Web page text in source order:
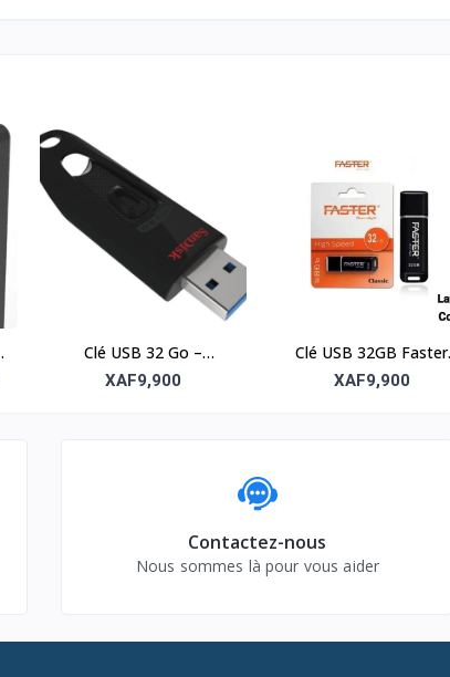
Clé USB 32 Go –
Stockage pratique et
XAF9,900
Clé USB 32GB Faster
Classic
XAF9,900
Contactez-nous
Nous sommes là pour vous aider